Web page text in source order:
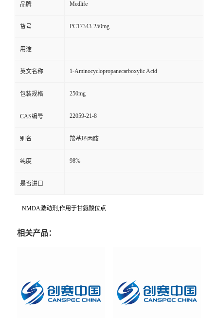
品牌 Medlife
货号 PC17343-250mg
用途
英文名称 1-Aminocyclopropanecarboxylic Acid
包装规格 250mg
CAS编号 22059-21-8
别名 羧基环丙胺
纯度 98%
是否进口
NMDA激动剂,作用于甘氨酸位点
相关产品：